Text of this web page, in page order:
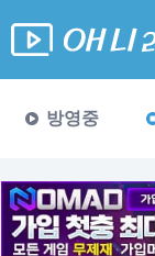
방영중